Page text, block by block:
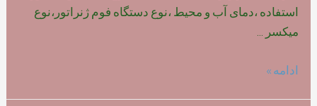
استفاده ،دمای آب و محیط ،نوع دستگاه فوم ژنراتور،نوع
میکسر …
میزان
ادامه »